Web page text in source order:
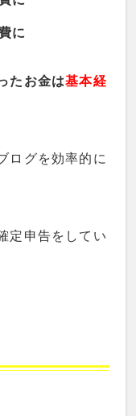
に
たお金は基本経
ログを効率的に
定申告をしてい